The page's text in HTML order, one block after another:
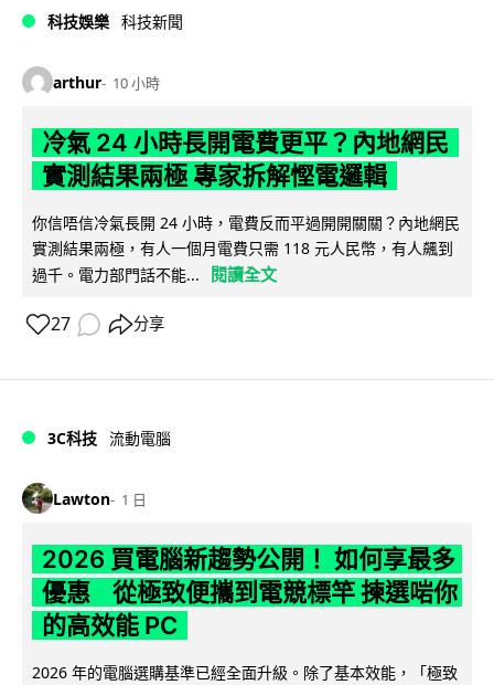
科技娛樂 科技新聞
arthur 10 小時
冷氣 24 小時長開電費更平？內地網民
實測結果兩極 專家拆解慳電邏輯
你信唔信冷氣長開 24 小時，電費反而平過開開關關？內地網民
實測結果兩極，有人一個月電費只需 118 元人民幣，有人飆到
過千。電力部門話不能...
閱讀全文
27 分享
3C科技 流動電腦
Lawton 1 日
2026 買電腦新趨勢公開！ 如何享最多
優惠 從極致便攜到電競標竿 揀選啱你
的高效能 PC
2026 年的電腦選購基準已經全面升級。除了基本效能，「極致